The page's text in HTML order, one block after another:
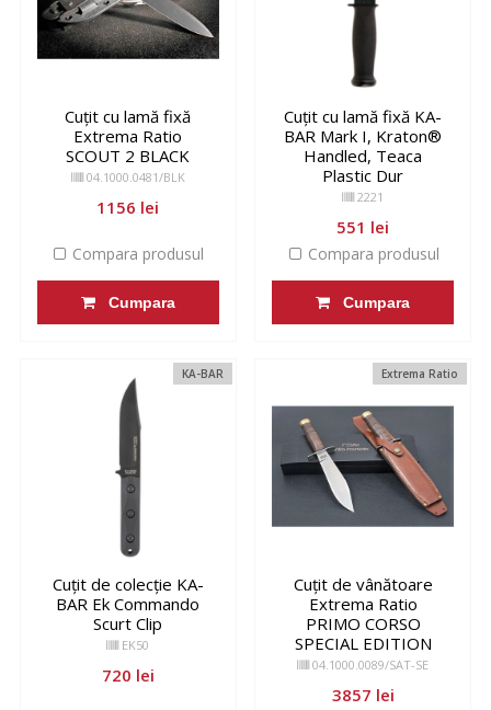
Cuțit cu lamă fixă
Extrema Ratio
SCOUT 2 BLACK
04.1000.0481/BLK
1156 lei
Compara produsul
Cumpara
Cuțit cu lamă fixă KA-
BAR Mark I, Kraton®
Handled, Teaca
Plastic Dur
2221
551 lei
Compara produsul
Cumpara
KA-BAR
Cuțit de colecție KA-
BAR Ek Commando
Scurt Clip
EK50
720 lei
Extrema Ratio
Cuțit de vânătoare
Extrema Ratio
PRIMO CORSO
SPECIAL EDITION
04.1000.0089/SAT-SE
3857 lei